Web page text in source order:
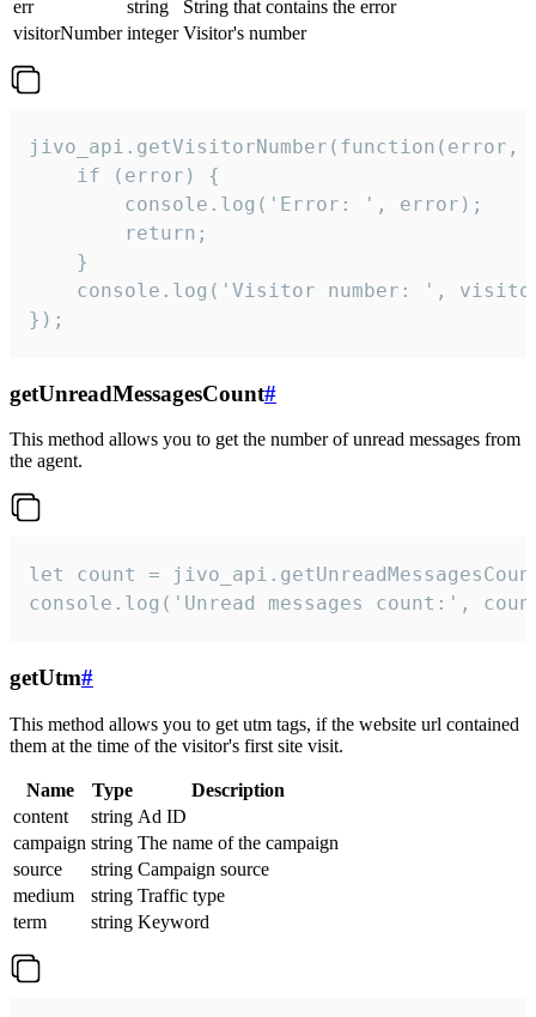
err
string
String that contains the error
visitorNumber integer Visitor's number
jivo_api.getVisitorNumber(function(error,
    if (error) {
        console.log('Error: ', error);
        return;
    }
console.log('Visitor number: ',
});
getUnreadMessagesCount#
This method allows you to get the number of unread messages from
the agent.
let count =
console.log('Unread messages count:',
getUtm#
This method allows you to get utm tags, if the website url contained
them at the time of the visitor's first site visit.
Name Type
Description
content
string Ad ID
campaign string The name of the campaign
source
string Campaign source
medium
string Traffic type
term
string Keyword